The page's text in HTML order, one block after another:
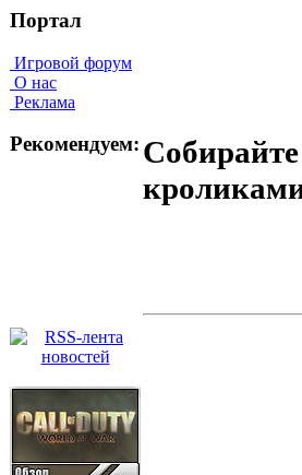
Портал
Игровой форум
О нас
Реклама
Рекомендуем: